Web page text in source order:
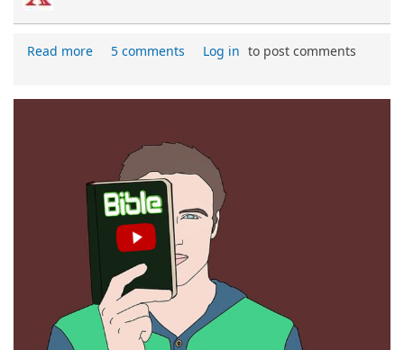
Read more 5 comments Log in to post comments